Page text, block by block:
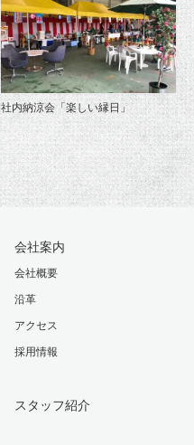
社内納涼会「楽しい縁日」
会社案内
会社概要
沿革
アクセス
採用情報
スタッフ紹介